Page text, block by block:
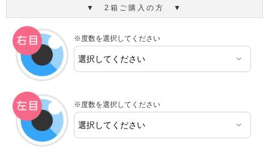
▼ 2箱ご購入の方 ▼
※度数を選択してください
※度数を選択してください